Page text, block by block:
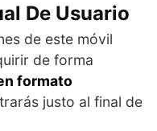
De Usuario
de este móvil
de forma
formato
justo al final de